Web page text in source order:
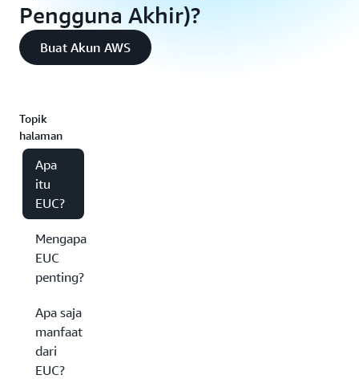
Pengguna Akhir)?
Buat Akun AWS
Topik
halaman
Apa
itu
EUC?
Mengapa
EUC
penting?
Apa saja
manfaat
dari
EUC?